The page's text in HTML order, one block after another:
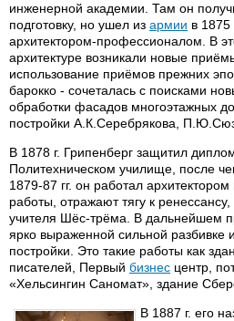
инженерной академии. Там он
подготовку, но ушел из армии в 1875
архитектором-профессионалом. В
архитектуре возникали новые
использование приёмов прежних
барокко - сочеталась с поисками
обработки фасадов многоэтажных
постройки А.К.Серебрякова,
В 1878 г. Грипенберг защитил
Политехническом училище, после
1879-87 гг. он работал архитектором
работы, отражают тягу к
учителя Шёс-трёма. В дальнейшем
ярко выраженной сильной
постройки. Это такие работы как
писателей, Первый бизнес центр,
«Хельсингин Саномат», здание
В 1887 г. его